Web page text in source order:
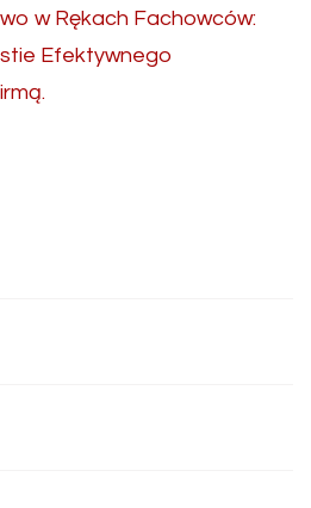
w Rękach Fachowców:
Efektywnego